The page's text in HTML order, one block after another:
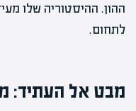
ההון. ההיסטוריה שלו
לתחום.
מבט אל העתיד: